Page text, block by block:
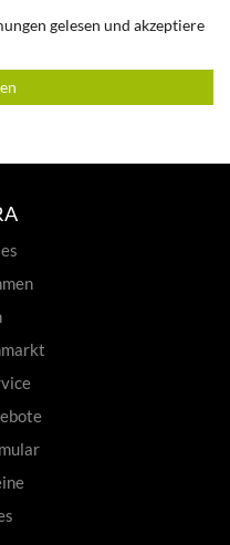
gelesen und akzeptiere